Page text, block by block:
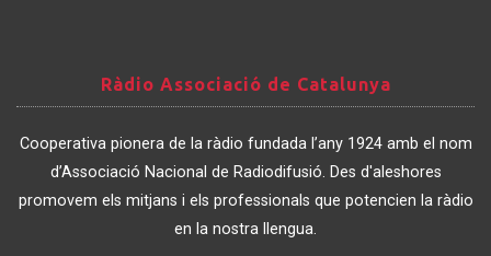
Associació
de
Catalunya
Ràdio Associació de Catalunya
Cooperativa pionera de la ràdio fundada l’any 1924 amb el nom
d’Associació Nacional de Radiodifusió. Des d'aleshores
promovem els mitjans i els professionals que potencien la ràdio
en la nostra llengua.